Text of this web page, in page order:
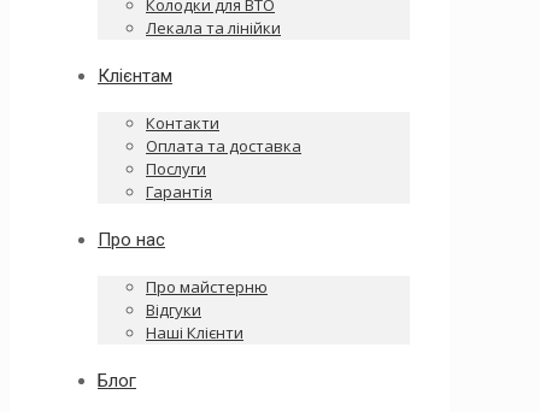
Колодки для ВТО
Лекала та лінійки
Клієнтам
Контакти
Оплата та доставка
Послуги
Гарантія
Про нас
Про майстерню
Відгуки
Наші Клієнти
Блог